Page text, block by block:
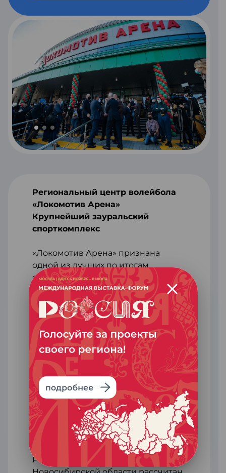
Региональный центр волейбола
«Локомотив Арена»
Крупнейший зауральский
спорткомплекс
«Локомотив Арена» признана
одной из лучших по итогам
общероссийского конкурса
«Проектный Олимп».
В 2020 году в Новосибирске
появился региональный центр
волейбола. В нем разместили
большую спортивную арену,
предназначенную для проведения
соревнований по различным
видам спорта, а также для
проведения концертов.
Кроме того, в центре есть еще одна
арена для проведения
соревнований и тренировок по
разным видам спорта, вмещающая
три волейбольные площадки.
Региональный центр волейбола